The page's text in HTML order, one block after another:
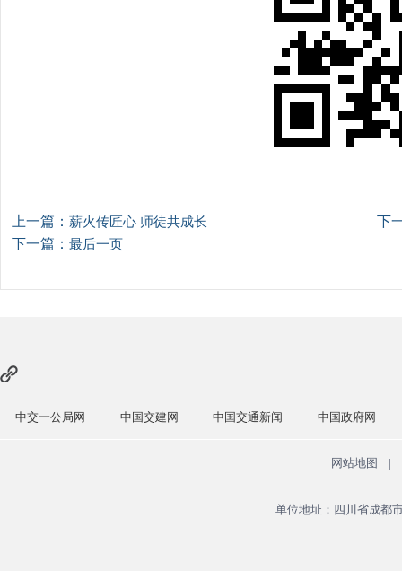
上一篇： 薪火传匠心 师徒共成长
下
下一篇： 最后一页
中国交建网 中国交通新闻 中国政府网 国务院国资委
网站地图 |
单位地址：四川省成都